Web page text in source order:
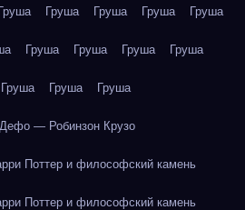
Груша Груша Груша Груша Груша
Груша Груша Груша Груша
Груша Груша Груша
— Робинзон Крузо
Поттер и философский камень
Поттер и философский камень